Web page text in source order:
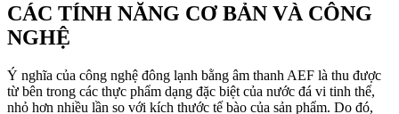
CÁC TÍNH NĂNG CƠ BẢN VÀ CÔNG
NGHỆ
Ý nghĩa của công nghệ đông lạnh bằng âm thanh AEF là thu được
từ bên trong các thực phẩm dạng đặc biệt của nước đá vi tinh thể,
nhỏ hơn nhiều lần so với kích thước tế bào của sản phẩm. Do đó,